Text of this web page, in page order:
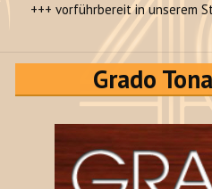
+++ vorführbereit in unserem
Grado